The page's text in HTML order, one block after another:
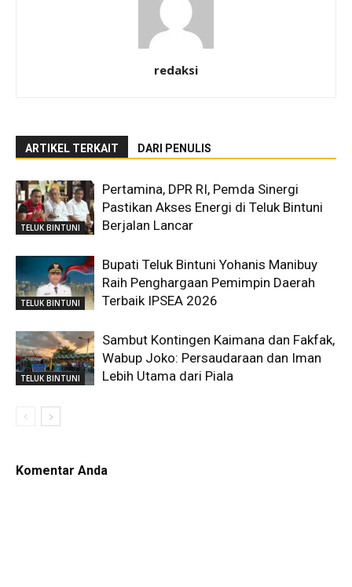
redaksi
ARTIKEL TERKAIT DARI PENULIS
TELUK BINTUNI
Pertamina, DPR RI, Pemda Sinergi
Pastikan Akses Energi di Teluk Bintuni
Berjalan Lancar
TELUK BINTUNI
Bupati Teluk Bintuni Yohanis Manibuy
Raih Penghargaan Pemimpin Daerah
Terbaik IPSEA 2026
TELUK BINTUNI
Sambut Kontingen Kaimana dan Fakfak,
Wabup Joko: Persaudaraan dan Iman
Lebih Utama dari Piala
Komentar Anda